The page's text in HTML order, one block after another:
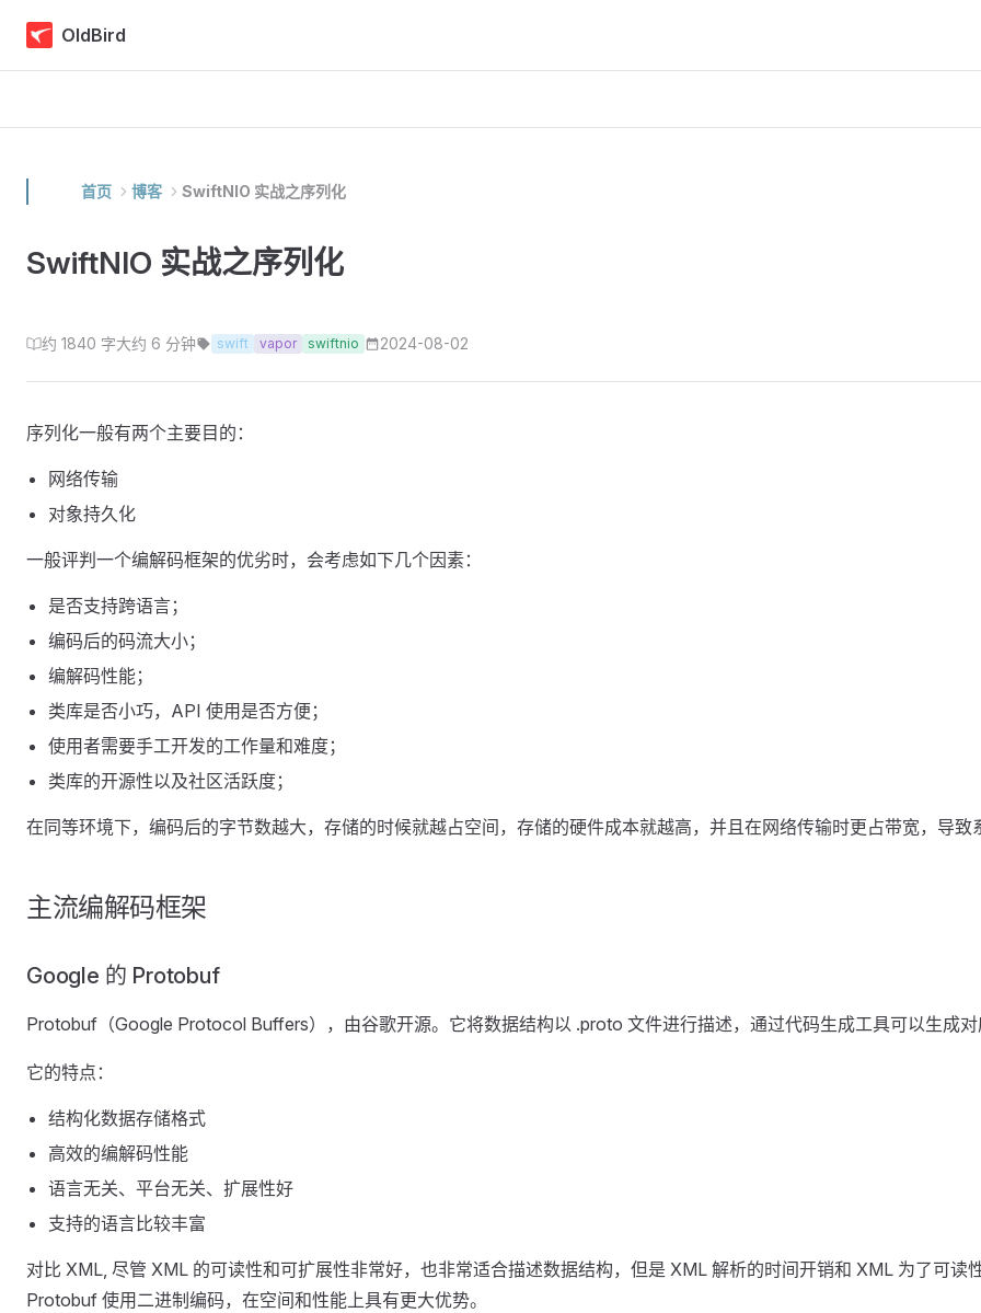
Skip to content
OldBird
首页 博客 SwiftNIO 实战之序列化
SwiftNIO 实战之序列化
约 1840 字大约 6 分钟 swift vapor swiftnio 2024-08-02
序列化一般有两个主要目的：
网络传输
对象持久化
一般评判一个编解码框架的优劣时，会考虑如下几个因素：
是否支持跨语言；
编码后的码流大小；
编解码性能；
类库是否小巧，API 使用是否方便；
使用者需要手工开发的工作量和难度；
类库的开源性以及社区活跃度；
在同等环境下，编码后的字节数越大，存储的时候就越占空间，存储的硬件成本就越高，并且在网络传输时更占带宽，导致
主流编解码框架
Google 的 Protobuf
Protobuf（Google Protocol Buffers），由谷歌开源。它将数据结构以 .proto 文件进行描述，通过代码生成工具可以生成
它的特点：
结构化数据存储格式
高效的编解码性能
语言无关、平台无关、扩展性好
支持的语言比较丰富
对比 XML, 尽管 XML 的可读性和可扩展性非常好，也非常适合描述数据结构，但是 XML 解析的时间开销和 XML 为了可
Protobuf 使用二进制编码，在空间和性能上具有更大优势。